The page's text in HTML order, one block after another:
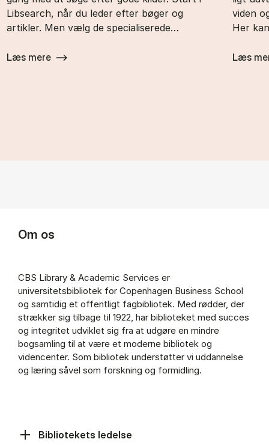
Libsearch, når du leder efter bøger og
artikler. Men vælg de specialiserede…
Læs mere
vi­den
Her
Læs
Om os
CBS Library & Academic Services er
universitetsbibliotek for Copenhagen Business School
og samtidig et offentligt fagbibliotek. Med rødder, der
strækker sig tilbage til 1922, har biblioteket med succes
og integritet udviklet sig fra at udgøre en mindre
bogsamling til at være et moderne bibliotek og
videncenter. Som bibliotek understøtter vi uddannelse
og læring såvel som forskning og formidling.
Bibliotekets ledelse